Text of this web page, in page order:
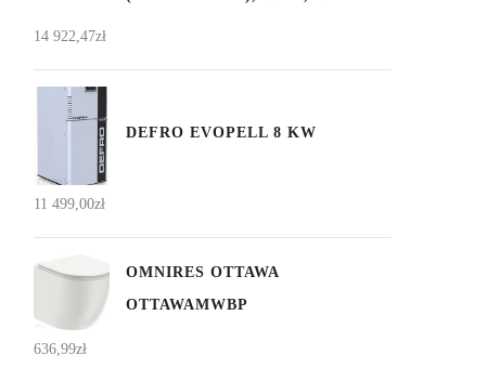
14 922,47zł
DEFRO EVOPELL 8 KW
11 499,00zł
OMNIRES OTTAWA
OTTAWAMWBP
636,99zł